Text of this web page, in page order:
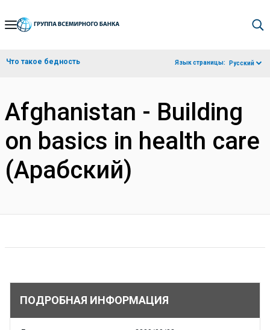
Skip
Navigation
Что такое бедность Язык страницы: Русский
Afghanistan - Building
on basics in health care
(Арабский)
ПОДРОБНАЯ ИНФОРМАЦИЯ